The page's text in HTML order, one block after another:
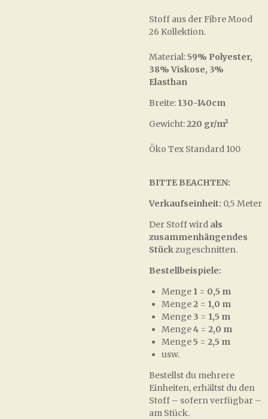
Stoff aus der Fibre Mood
26 Kollektion.
Material:59% Polyester,
38% Viskose, 3%
Elasthan
Breite: 130-140cm
Gewicht:220 gr/m²
Öko Tex Standard 100
BITTE BEACHTEN:
Verkaufseinheit: 0,5 Meter
Der Stoff wird als
zusammenhängendes
Stückzugeschnitten.
Bestellbeispiele:
Menge 1 = 0,5 m
Menge2 = 1,0 m
Menge 3 = 1,5 m
Menge4 = 2,0 m
Menge5 = 2,5 m
usw.
Bestellst du mehrere
Einheiten, erhältst du den
Stoff – sofern verfügbar –
am Stück.